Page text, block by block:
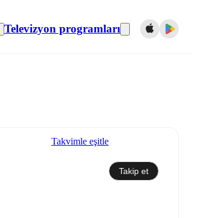
Televizyon programları
Takvimle eşitle
Takip et